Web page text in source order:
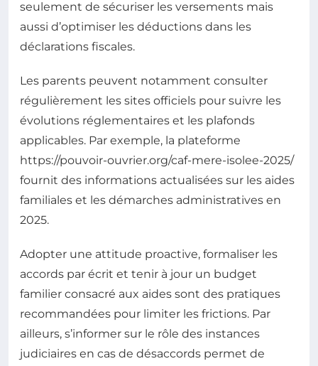
seulement de sécuriser les versements mais
aussi d’optimiser les déductions dans les
déclarations fiscales.
Les parents peuvent notamment consulter
régulièrement les sites officiels pour suivre les
évolutions réglementaires et les plafonds
applicables. Par exemple, la plateforme
https://pouvoir-ouvrier.org/caf-mere-isolee-2025/
fournit des informations actualisées sur les aides
familiales et les démarches administratives en
2025.
Adopter une attitude proactive, formaliser les
accords par écrit et tenir à jour un budget
familier consacré aux aides sont des pratiques
recommandées pour limiter les frictions. Par
ailleurs, s’informer sur le rôle des instances
judiciaires en cas de désaccords permet de